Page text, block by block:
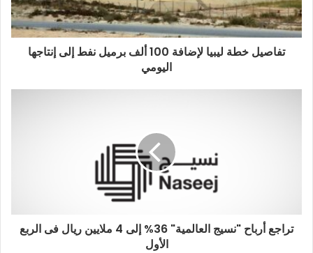
ن
ي
تفاصيل خطة ليبيا لإضافة 100 ألف برميل نفط إلى إنتاجها
اليومي
تراجع أرباح "نسيج العالمية" 36% إلى 4 ملايين ريال فى الربع
الأول